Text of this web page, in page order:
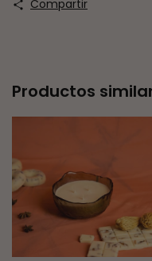
Compartir
Productos